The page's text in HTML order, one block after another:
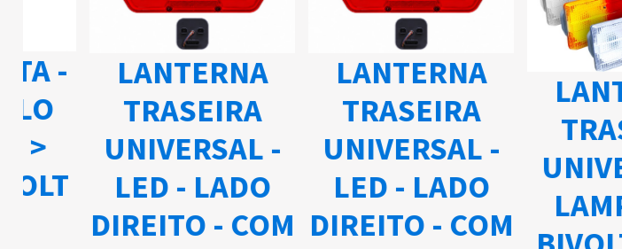
-
>
LANTERNA
TRASEIRA
UNIVERSAL -
LED - LADO
DIREITO - COM
LANTERNA
TRASEIRA
UNIVERSAL -
LED - LADO
DIREITO - COM